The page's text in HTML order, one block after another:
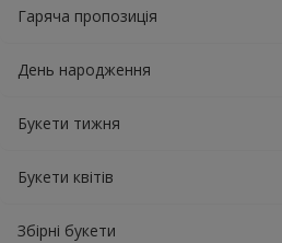
Гаряча пропозиція
День народження
Букети тижня
Букети квітів
Збірні букети